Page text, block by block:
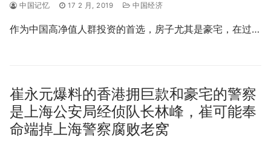
中国记忆 17 2 月, 2019 中国经济
作为中国高净值人群投资的首选，房子尤其是豪宅，在过…
崔永元爆料的香港拥巨款和豪宅的警察
是上海公安局经侦队长林峰，崔可能奉
命端掉上海警察腐败老窝